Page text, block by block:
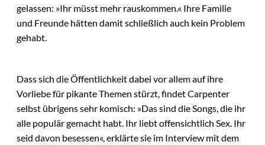
gelassen: »Ihr müsst mehr rauskommen.« Ihre Familie
und Freunde hätten damit schließlich auch kein Problem
gehabt.
Dass sich die Öffentlichkeit dabei vor allem auf ihre
Vorliebe für pikante Themen stürzt, findet Carpenter
selbst übrigens sehr komisch: »Das sind die Songs, die ihr
alle populär gemacht habt. Ihr liebt offensichtlich Sex. Ihr
seid davon besessen«, erklärte sie im Interview mit dem